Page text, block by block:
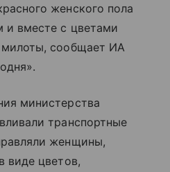
женского пола
и вместе с цветами
сообщает ИА
министерства
транспортные
женщины,
виде цветов,